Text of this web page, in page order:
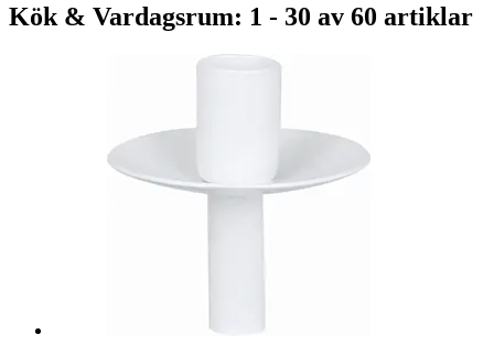
Kök & Vardagsrum: 1 - 30 av 60 artiklar